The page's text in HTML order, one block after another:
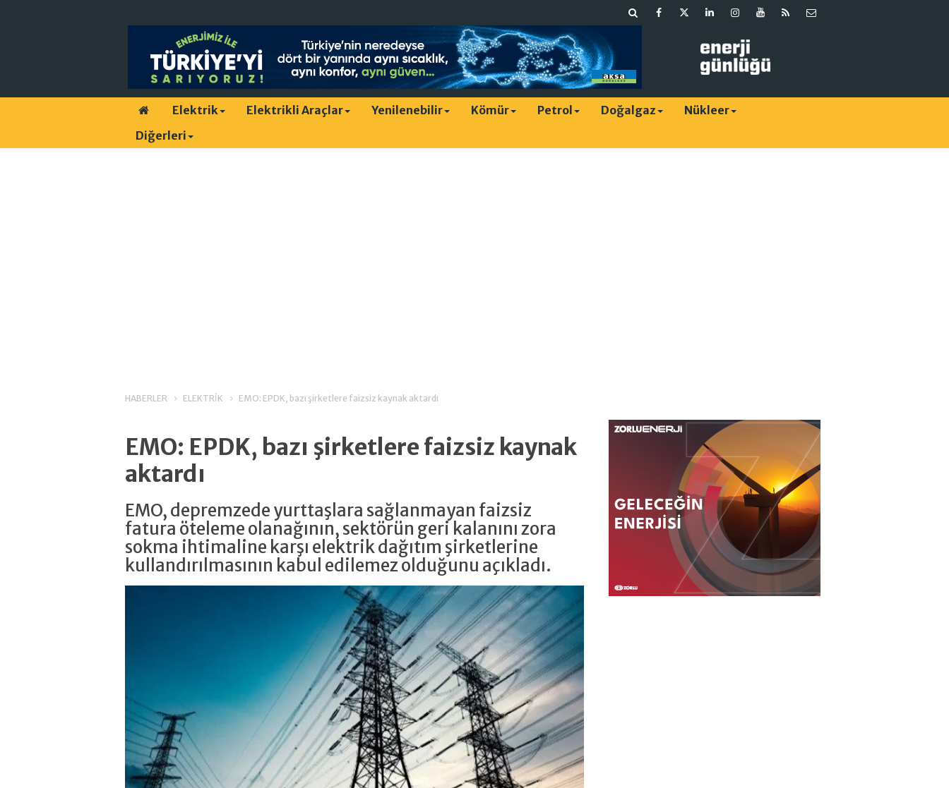
Elektrik Elektrikli Araçlar Yenilenebilir Kömür Petrol Doğalgaz
Nükleer
Diğerleri
HABERLER ELEKTRİK EMO: EPDK, bazı şirketlere faizsiz kaynak aktardı
EMO: EPDK, bazı şirketlere faizsiz kaynak
aktardı
EMO, depremzede yurttaşlara sağlanmayan faizsiz
fatura öteleme olanağının, sektörün geri kalanını zora
sokma ihtimaline karşı elektrik dağıtım şirketlerine
kullandırılmasının kabul edilemez olduğunu açıkladı.